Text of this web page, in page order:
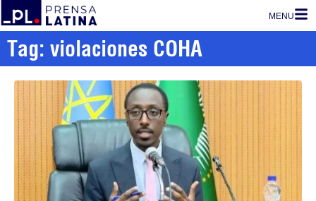
MENU
Tag: violaciones COHA